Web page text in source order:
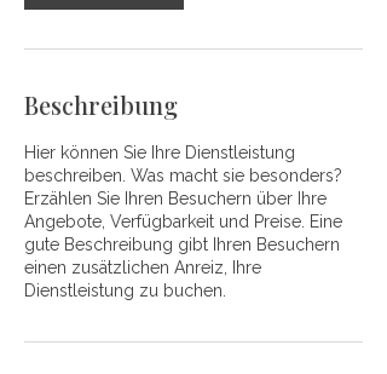
Beschreibung
Hier können Sie Ihre Dienstleistung
beschreiben. Was macht sie besonders?
Erzählen Sie Ihren Besuchern über Ihre
Angebote, Verfügbarkeit und Preise. Eine
gute Beschreibung gibt Ihren Besuchern
einen zusätzlichen Anreiz, Ihre
Dienstleistung zu buchen.